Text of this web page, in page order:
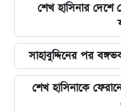
শেখ হাসিনার দেশে
সাহাবুদ্দিনের পর
শেখ হাসিনাকে